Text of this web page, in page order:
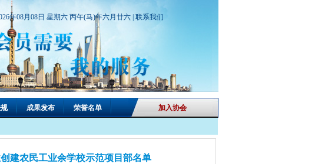
年08月08日 星期六 丙午(马)年六月廿六 | 联系我们
成果发布 荣誉名单 加入协会
建农民工业余学校示范项目部名单